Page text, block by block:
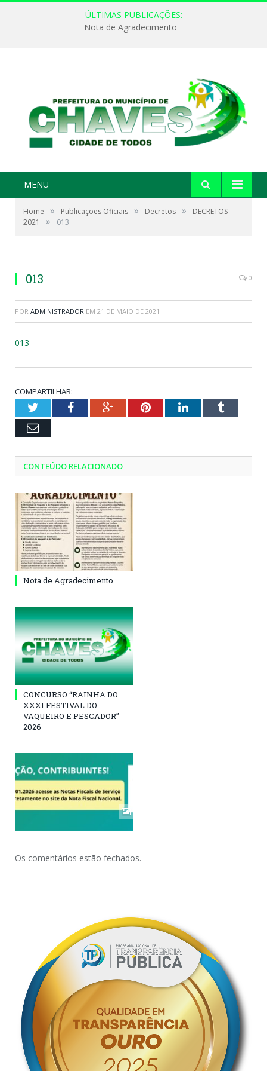
ÚLTIMAS PUBLICAÇÕES:
Nota de Agradecimento
MENU
Home » Publicações Oficiais » Decretos »
DECRETOS
2021
» 013
013 0
POR ADMINISTRADOR EM 21 DE MAIO DE 2021
013
COMPARTILHAR:
TwitterFacebookGoogle+PinterestLinkedInTumblr
Email
CONTEÚDO RELACIONADO
Nota de Agradecimento
CONCURSO “RAINHA DO
XXXI FESTIVAL DO
VAQUEIRO E PESCADOR”
2026
Os comentários estão fechados.